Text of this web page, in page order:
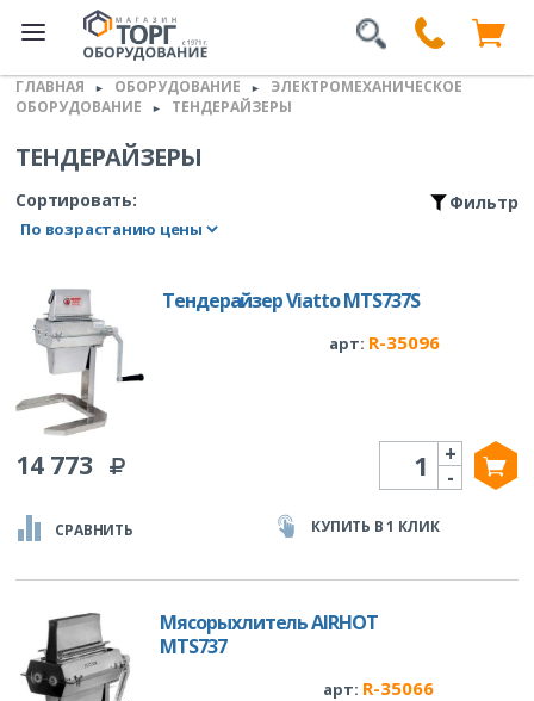
ГЛАВНАЯ ► ОБОРУДОВАНИЕ ►
ЭЛЕКТРОМЕХАНИЧЕСКОЕ
ОБОРУДОВАНИЕ
► ТЕНДЕРАЙЗЕРЫ
ТЕНДЕРАЙЗЕРЫ
Сортировать: Фильтр
Тендерайзер Viatto MTS737S
арт: R-35096
14 773 Количество
-
+
СРАВНИТЬ КУПИТЬ В 1 КЛИК
Мясорыхлитель AIRHOT
MTS737
арт: R-35066